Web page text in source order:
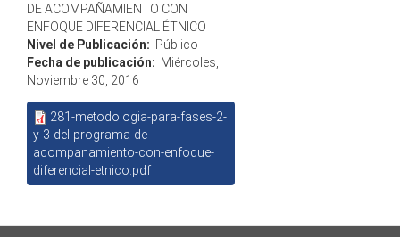
DE ACOMPAÑAMIENTO CON
ENFOQUE DIFERENCIAL ÉTNICO
Nivel de Publicación: Público
Fecha de publicación: Miércoles,
Noviembre 30, 2016
281-metodologia-para-fases-2-
y-3-del-programa-de-
acompanamiento-con-enfoque-
diferencial-etnico.pdf